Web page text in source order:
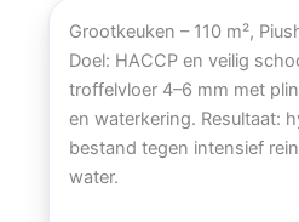
Grootkeuken – 110 m²,
Doel: HACCP en veilig
troffelvloer 4–6 mm met
en waterkering. Resultaat:
bestand tegen intensief
water.